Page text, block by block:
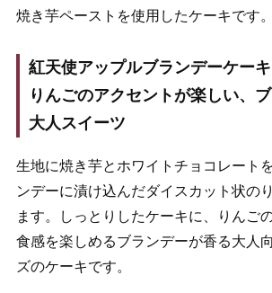
焼き芋ペーストを使用したケーキです。
紅天使アップルブランデーケーキ
りんごのアクセントが楽しい、
大人スイーツ
生地に焼き芋とホワイトチョコレート
ンデーに漬け込んだダイスカット状の
ます。しっとりしたケーキに、りんご
食感を楽しめるブランデーが香る大人
ズのケーキです。